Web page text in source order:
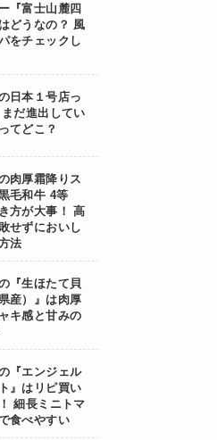
『富士山麓四
どうなの？ 風
をチェックし
日本１号店っ
だ進出してい
てどこ？
肉厚霜降りス
毛和牛 4等
方が大事！ 高
せずにおいし
法
『生ほたて貝
産）』は肉厚
キ感と甘みの
『エンジェル
』はリピ買い
細長ミニトマ
食べやすい